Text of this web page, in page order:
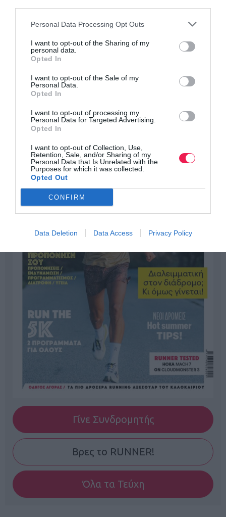
Personal Data Processing Opt Outs
I want to opt-out of the Sharing of my
personal data.
Opted In
I want to opt-out of the Sale of my
Personal Data.
Opted In
I want to opt-out of processing my
Personal Data for Targeted Advertising.
Opted In
I want to opt-out of Collection, Use,
Retention, Sale, and/or Sharing of my
Personal Data that Is Unrelated with the
Purposes for which it was collected.
Opted Out
CONFIRM
Data Deletion Data Access Privacy Policy
Γίνε Συνδρομητής
Βρες το RUNNER!
Όλα τα Τεύχη